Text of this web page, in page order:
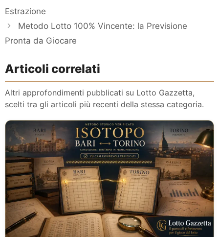
Estrazione
Metodo Lotto 100% Vincente: la Previsione
Pronta da Giocare
Articoli correlati
Altri approfondimenti pubblicati su Lotto Gazzetta,
scelti tra gli articoli più recenti della stessa categoria.